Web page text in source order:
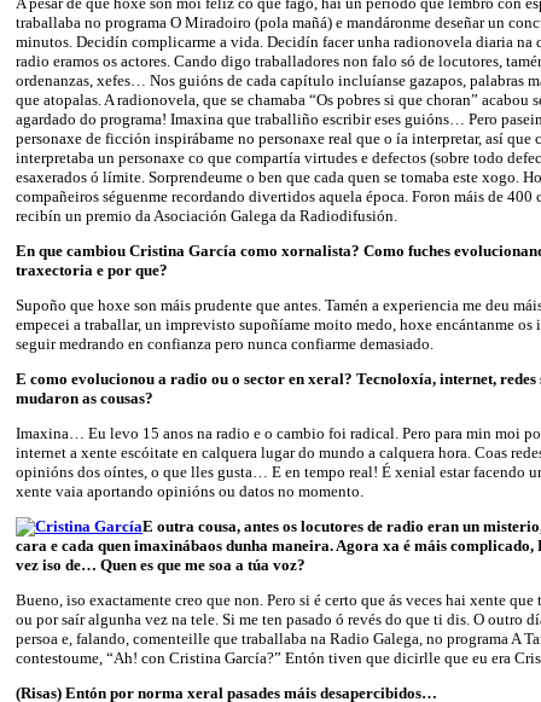
traballaba no programa O Miradoiro (pola mañá) e mandáronme deseñar un
minutos. Decidín complicarme a vida. Decidín facer unha radionovela diaria na
radio eramos os actores. Cando digo traballadores non falo só de locutores,
ordenanzas, xefes… Nos guións de cada capítulo incluíanse gazapos, palabras
que atopalas. A radionovela, que se chamaba “Os pobres si que choran” acabou
agardado do programa! Imaxina que traballiño escribir eses guións… Pero
personaxe de ficción inspirábame no personaxe real que o ía interpretar, así que
interpretaba un personaxe co que compartía virtudes e defectos (sobre todo
esaxerados ó límite. Sorprendeume o ben que cada quen se tomaba este xogo.
compañeiros séguenme recordando divertidos aquela época. Foron máis de 400
recibín un premio da Asociación Galega da Radiodifusión.
En que cambiou Cristina García como xornalista? Como fuches
traxectoria e por que?
Supoño que hoxe son máis prudente que antes. Tamén a experiencia me deu
empecei a traballar, un imprevisto supoñíame moito medo, hoxe encántanme os
seguir medrando en confianza pero nunca confiarme demasiado.
E como evolucionou a radio ou o sector en xeral? Tecnoloxía, internet,
mudaron as cousas?
Imaxina… Eu levo 15 anos na radio e o cambio foi radical. Pero para min moi
internet a xente escóitate en calquera lugar do mundo a calquera hora. Coas
opinións dos oíntes, o que lles gusta… E en tempo real! É xenial estar facendo
xente vaia aportando opinións ou datos no momento.
E outra cousa, antes os locutores de radio eran un
cara e cada quen imaxinábaos dunha maneira. Agora xa é máis complicado,
vez iso de… Quen es que me soa a túa voz?
Bueno, iso exactamente creo que non. Pero si é certo que ás veces hai xente que
ou por saír algunha vez na tele. Si me ten pasado ó revés do que ti dis. O outro
persoa e, falando, comenteille que traballaba na Radio Galega, no programa A
contestoume, “Ah! con Cristina García?” Entón tiven que dicirlle que eu era
(Risas) Entón por norma xeral pasades máis desapercibidos…